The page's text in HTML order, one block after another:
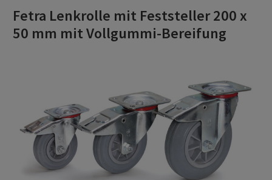
Fetra Lenkrolle mit Feststeller 200 x
50 mm mit Vollgummi-Bereifung